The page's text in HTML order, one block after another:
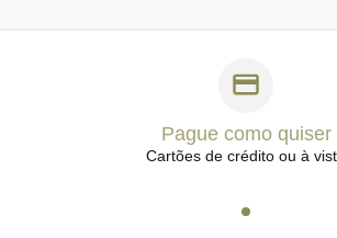
Pague como quiser
Cartões de crédito ou à